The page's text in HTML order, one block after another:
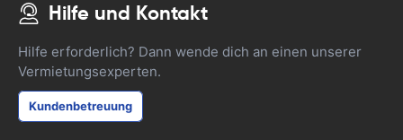
Hilfe und Kontakt
Hilfe erforderlich? Dann wende dich an einen unserer
Vermietungsexperten.
Kundenbetreuung